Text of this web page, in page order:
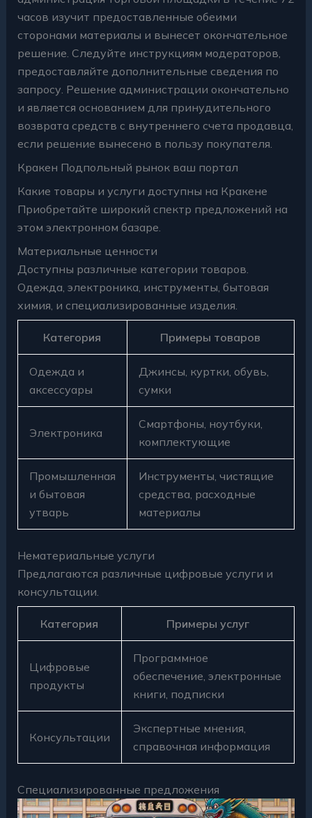
часов изучит предоставленные обеими
сторонами материалы и вынесет окончательное
решение. Следуйте инструкциям модераторов,
предоставляйте дополнительные сведения по
запросу. Решение администрации окончательно
и является основанием для принудительного
возврата средств с внутреннего счета продавца,
если решение вынесено в пользу покупателя.
Кракен Подпольный рынок ваш портал
Какие товары и услуги доступны на Кракене
Приобретайте широкий спектр предложений на
этом электронном базаре.
Материальные ценности
Доступны различные категории товаров.
Одежда, электроника, инструменты, бытовая
химия, и специализированные изделия.
Категория Примеры товаров
Одежда и
аксессуары
Джинсы, куртки, обувь,
сумки
Электроника
Смартфоны, ноутбуки,
комплектующие
Промышленная
и бытовая
утварь
Инструменты, чистящие
средства, расходные
материалы
Нематериальные услуги
Предлагаются различные цифровые услуги и
консультации.
Категория Примеры услуг
Цифровые
продукты
Программное
обеспечение, электронные
книги, подписки
Консультации
Экспертные мнения,
справочная информация
Специализированные предложения